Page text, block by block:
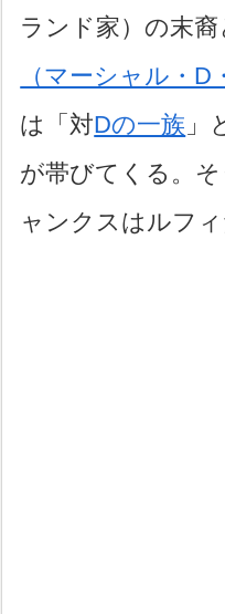
ランド家）の末
（マーシャル・D
は「対Dの一族 」
が帯びてくる。
ャンクスはルフ